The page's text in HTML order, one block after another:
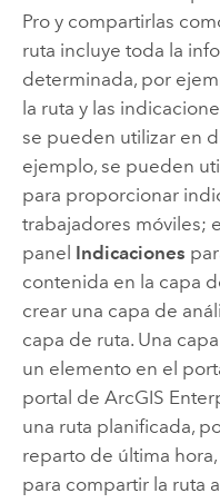
Proy compartirlas
ruta incluye toda la
determinada, por
la ruta y las
se pueden utilizar en
ejemplo, se pueden
para proporcionar
trabajadores móviles;
panel Indicaciones
contenida en la capa
crear una capa de
capa de ruta. Una
un elemento en el
portal de ArcGIS
una ruta planificada,
reparto de última
para compartir la ruta